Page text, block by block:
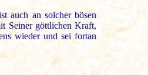
auch an solcher bösen
Seiner göttlichen Kraft,
wieder und sei fortan